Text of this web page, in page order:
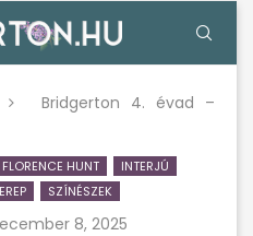
Bridgerton 4. évad –
FLORENCE HUNT
INTERJÚ
SZÍNÉSZEK
8, 2025